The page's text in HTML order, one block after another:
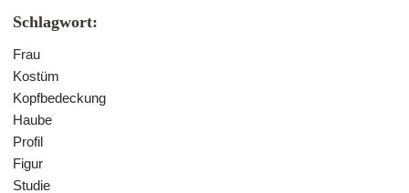
Schlagwort:
Frau
Kostüm
Kopfbedeckung
Haube
Profil
Figur
Studie